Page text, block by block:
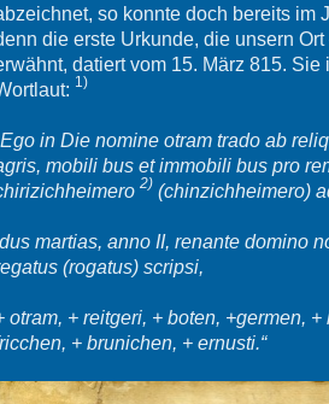
so konnte doch bereits im
die erste Urkunde, die unsern
datiert vom 15. März 815.
1)
in Die nomine otram trado ab
mobili bus et immobili bus pro
2)(chinzichheimero)
martias, anno II, renante domino
(rogatus) scripsi,
otram, + reitgeri, + boten, +germen,
+ brunichen, + ernusti.“